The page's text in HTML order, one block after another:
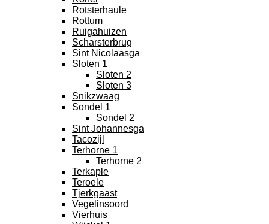
Rotsterhaule
Rottum
Ruigahuizen
Scharsterbrug
Sint Nicolaasga
Sloten 1
Sloten 2
Sloten 3
Snikzwaag
Sondel 1
Sondel 2
Sint Johannesga
Tacozijl
Terhorne 1
Terhorne 2
Terkaple
Teroele
Tjerkgaast
Vegelinsoord
Vierhuis